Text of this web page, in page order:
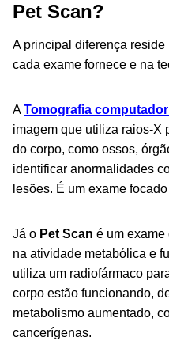
Pet Scan?
A principal diferença
cada exame fornece e na
A Tomografia
imagem que utiliza raios-X
do corpo, como ossos,
identificar anormalidades
lesões. É um exame
Já o Pet Scan é um exame
na atividade metabólica e
utiliza um radiofármaco
corpo estão funcionando,
metabolismo aumentado,
cancerígenas.